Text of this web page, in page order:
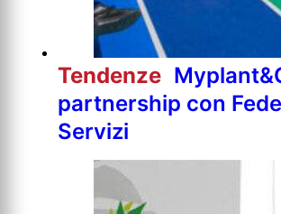
Tendenze
partnership con
Servizi